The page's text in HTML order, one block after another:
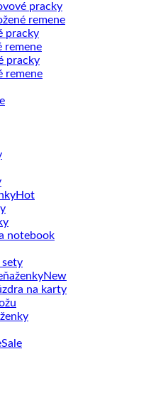
pracky
remene
pracky
remene
pracky
remene
notebook
sety
na karty